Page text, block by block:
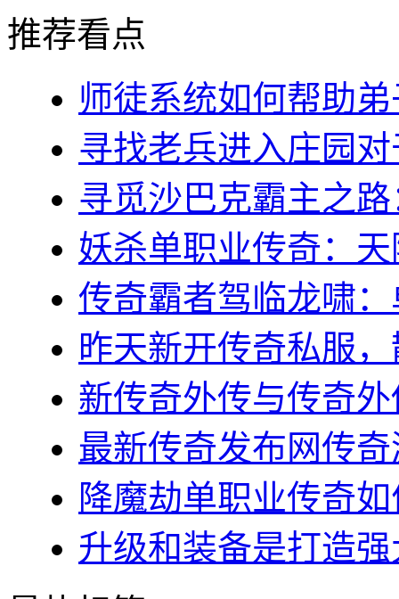
推荐看点
师徒系统如何帮助弟
寻找老兵进入庄园
寻觅沙巴克霸主之
妖杀单职业传奇：
传奇霸者驾临龙啸
昨天新开传奇私服
新传奇外传与传奇
最新传奇发布网传
降魔劫单职业传奇
升级和装备是打造